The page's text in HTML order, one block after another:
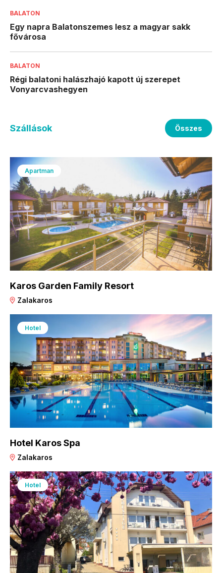
BALATON
Egy napra Balatonszemes lesz a magyar sakk
fővárosa
BALATON
Régi balatoni halászhajó kapott új szerepet
Vonyarcvashegyen
Szállások Összes
Apartman
Karos Garden Family Resort
Zalakaros
Hotel
Hotel Karos Spa
Zalakaros
Hotel